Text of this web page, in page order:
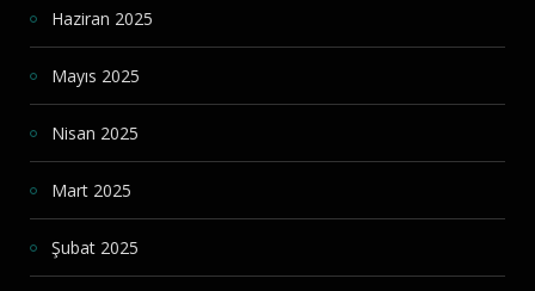
Haziran 2025
Mayıs 2025
Nisan 2025
Mart 2025
Şubat 2025